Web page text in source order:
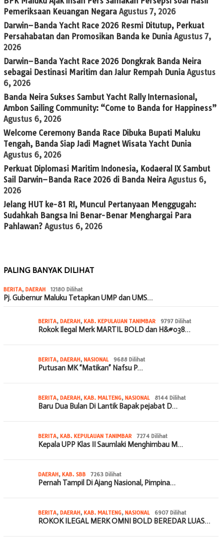
Pemeriksaan Keuangan Negara Agustus 7, 2026
Darwin–Banda Yacht Race 2026 Resmi Ditutup, Perkuat
Persahabatan dan Promosikan Banda ke Dunia Agustus 7,
2026
Darwin–Banda Yacht Race 2026 Dongkrak Banda Neira
sebagai Destinasi Maritim dan Jalur Rempah Dunia Agustus
6, 2026
Banda Neira Sukses Sambut Yacht Rally Internasional,
Ambon Sailing Community: “Come to Banda for Happiness”
Agustus 6, 2026
Welcome Ceremony Banda Race Dibuka Bupati Maluku
Tengah, Banda Siap Jadi Magnet Wisata Yacht Dunia
Agustus 6, 2026
Perkuat Diplomasi Maritim Indonesia, Kodaeral IX Sambut
Sail Darwin–Banda Race 2026 di Banda Neira Agustus 6,
2026
Jelang HUT ke-81 RI, Muncul Pertanyaan Menggugah:
Sudahkah Bangsa Ini Benar-Benar Menghargai Para
Pahlawan? Agustus 6, 2026
PALING BANYAK DILIHAT
BERITA, DAERAH 12180 Dilihat
Pj. Gubernur Maluku Tetapkan UMP dan UMS…
BERITA, DAERAH, KAB. KEPULAUAN TANIMBAR 9797 Dilihat
Rokok Ilegal Merk MARTIL BOLD dan H&#038…
BERITA, DAERAH, NASIONAL 9688 Dilihat
Putusan MK “Matikan” Nafsu P…
BERITA, DAERAH, KAB. MALTENG, NASIONAL 8144 Dilihat
Baru Dua Bulan Di Lantik Bapak pejabat D…
BERITA, KAB. KEPULAUAN TANIMBAR 7274 Dilihat
Kepala UPP Klas II Saumlaki Menghimbau M…
DAERAH, KAB. SBB 7263 Dilihat
Pernah Tampil Di Ajang Nasional, Pimpina…
BERITA, DAERAH, KAB. MALTENG, NASIONAL 6907 Dilihat
ROKOK ILEGAL MERK OMNI BOLD BEREDAR LUAS…